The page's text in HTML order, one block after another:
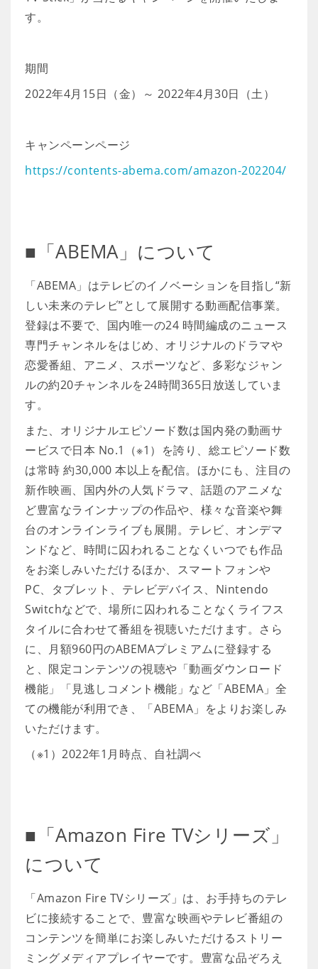
す。
期間
2022年4月15日（金）～ 2022年4月30日（土）
キャンペーンページ
https://contents-abema.com/amazon-202204/
■「ABEMA」について
「ABEMA」はテレビのイノベーションを目指し“新
しい未来のテレビ”として展開する動画配信事業。
登録は不要で、国内唯一の24 時間編成のニュース
専門チャンネルをはじめ、オリジナルのドラマや
恋愛番組、アニメ、スポーツなど、多彩なジャン
ルの約20チャンネルを24時間365日放送していま
す。
また、オリジナルエピソード数は国内発の動画サ
ービスで日本 No.1（※1）を誇り、総エピソード数
は常時 約30,000 本以上を配信。ほかにも、注目の
新作映画、国内外の人気ドラマ、話題のアニメな
ど豊富なラインナップの作品や、様々な音楽や舞
台のオンラインライブも展開。テレビ、オンデマ
ンドなど、時間に囚われることなくいつでも作品
をお楽しみいただけるほか、スマートフォンや
PC、タブレット、テレビデバイス、Nintendo
Switchなどで、場所に囚われることなくライフス
タイルに合わせて番組を視聴いただけます。さら
に、月額960円のABEMAプレミアムに登録する
と、限定コンテンツの視聴や「動画ダウンロード
機能」「見逃しコメント機能」など「ABEMA」全
ての機能が利用でき、「ABEMA」をよりお楽しみ
いただけます。
（※1）2022年1月時点、自社調べ
■「Amazon Fire TVシリーズ」
について
「Amazon Fire TVシリーズ」は、お手持ちのテレ
ビに接続することで、豊富な映画やテレビ番組の
コンテンツを簡単にお楽しみいただけるストリー
ミングメディアプレイヤーです。豊富な品ぞろえ